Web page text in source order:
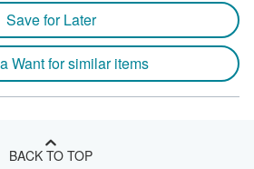
Save for Later
Want for similar items
BACK TO TOP